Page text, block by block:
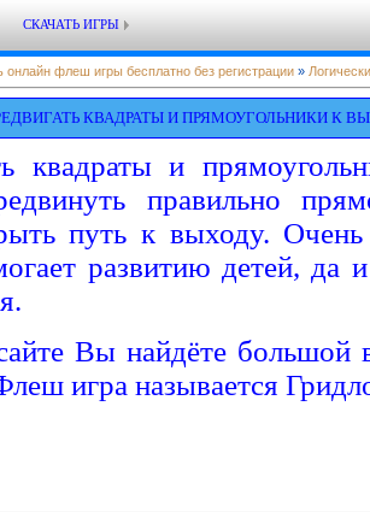
СКАЧАТЬ ИГРЫ
онлайн флеш игры бесплатно без регистрации »
КВАДРАТЫ И ПРЯМОУГОЛЬНИКИ К
квадраты и
правильно
путь к выходу.
развитию детей, да
Вы найдёте
игра называется